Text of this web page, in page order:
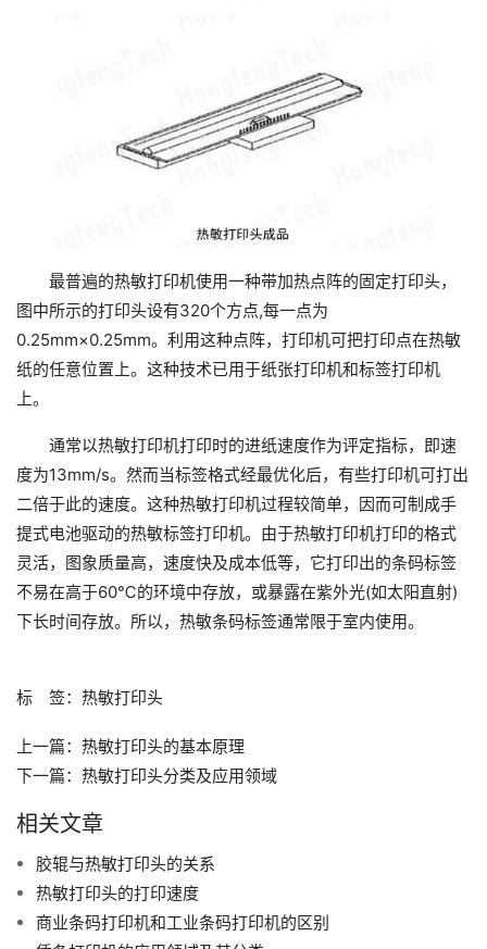
最普遍的热敏打印机使用一种带加热点阵的固定打印头，
图中所示的打印头设有320个方点,每一点为
0.25mm×0.25mm。利用这种点阵，打印机可把打印点在热敏
纸的任意位置上。这种技术已用于纸张打印机和标签打印机
上。
通常以热敏打印机打印时的进纸速度作为评定指标，即速
度为13mm/s。然而当标签格式经最优化后，有些打印机可打出
二倍于此的速度。这种热敏打印机过程较简单，因而可制成手
提式电池驱动的热敏标签打印机。由于热敏打印机打印的格式
灵活，图象质量高，速度快及成本低等，它打印出的条码标签
不易在高于60℃的环境中存放，或暴露在紫外光(如太阳直射)
下长时间存放。所以，热敏条码标签通常限于室内使用。
标 签： 热敏打印头
上一篇： 热敏打印头的基本原理
下一篇： 热敏打印头分类及应用领域
相关文章
胶辊与热敏打印头的关系
热敏打印头的打印速度
商业条码打印机和工业条码打印机的区别